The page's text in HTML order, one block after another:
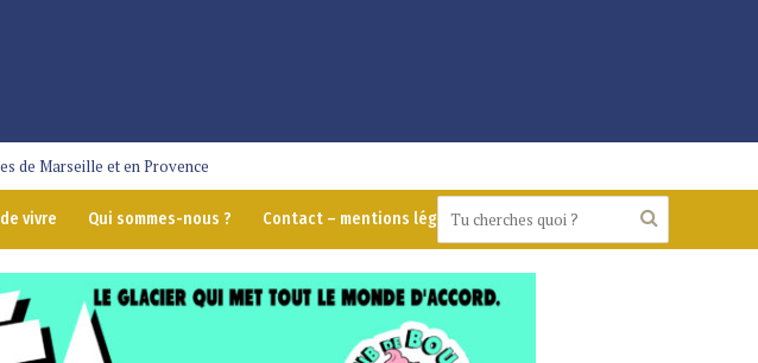
de Marseille et en Provence
vivre Qui sommes-nous ? Contact – mentions légales